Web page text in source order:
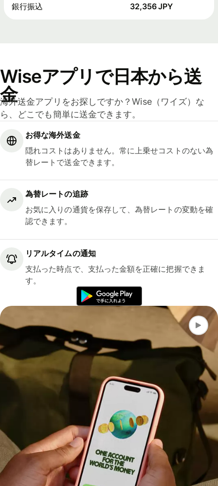
銀行振込 32,356 JPY
Wiseアプリで日本から送
金
海外送金アプリをお探しですか？Wise（ワイズ）な
ら、どこでも簡単に送金できます。
お得な海外送金
隠れコストはありません。常に上乗せコストのない為
替レートで送金できます。
為替レートの追跡
お気に入りの通貨を保存して、為替レートの変動を確
認できます。
リアルタイムの通知
支払った時点で、支払った金額を正確に把握できま
す。